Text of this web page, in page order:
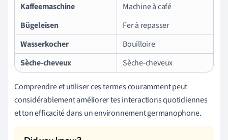
Kaffeemaschine
Machine à café
Bügeleisen
Fer à repasser
Wasserkocher
Bouilloire
Sèche-cheveux
Sèche-cheveux
Comprendre et utiliser ces termes couramment peut
considérablement améliorer tes interactions quotidiennes
et ton efficacité dans un environnement germanophone.